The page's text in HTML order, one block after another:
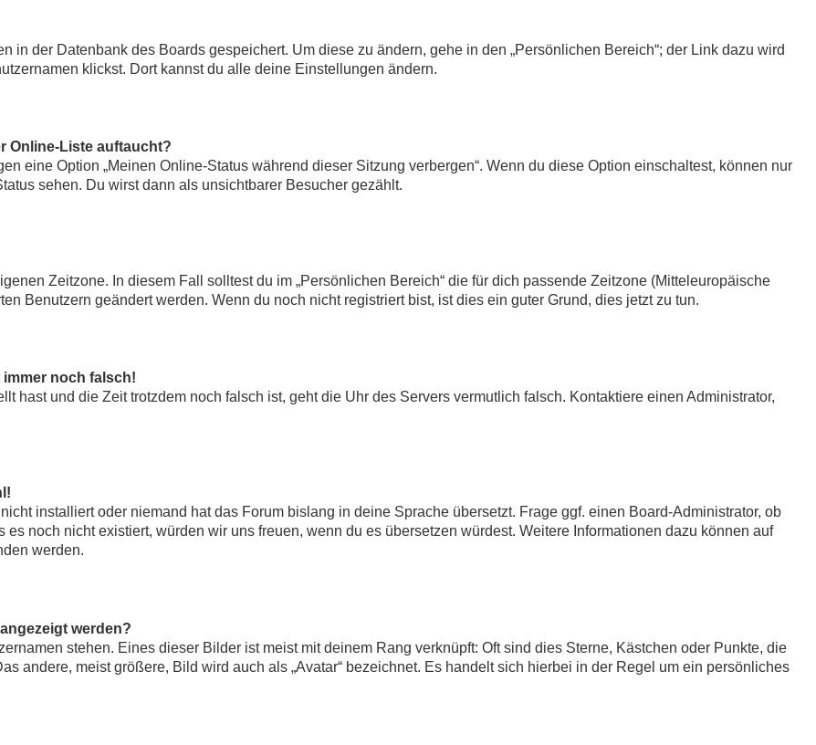
in der Datenbank des Boards gespeichert. Um diese zu ändern, gehe in den „Persönlichen Bereich“; der Link dazu wird
klickst. Dort kannst du alle deine Einstellungen ändern.
Online-Liste auftaucht?
eine Option „Meinen Online-Status während dieser Sitzung verbergen“. Wenn du diese Option einschaltest, können nur
sehen. Du wirst dann als unsichtbarer Besucher gezählt.
Zeitzone. In diesem Fall solltest du im „Persönlichen Bereich“ die für dich passende Zeitzone (Mitteleuropäische
Benutzern geändert werden. Wenn du noch nicht registriert bist, ist dies ein guter Grund, dies jetzt zu tun.
immer noch falsch!
hast und die Zeit trotzdem noch falsch ist, geht die Uhr des Servers vermutlich falsch. Kontaktiere einen Administrator,
installiert oder niemand hat das Forum bislang in deine Sprache übersetzt. Frage ggf. einen Board-Administrator, ob
noch nicht existiert, würden wir uns freuen, wenn du es übersetzen würdest. Weitere Informationen dazu können auf
werden.
werden?
stehen. Eines dieser Bilder ist meist mit deinem Rang verknüpft: Oft sind dies Sterne, Kästchen oder Punkte, die
andere, meist größere, Bild wird auch als „Avatar“ bezeichnet. Es handelt sich hierbei in der Regel um ein persönliches